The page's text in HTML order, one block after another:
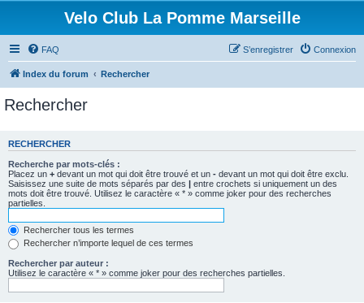
Velo Club La Pomme Marseille
FAQ Connexion
S’enregistrer
Index du forum Rechercher
Rechercher
RECHERCHER
Recherche par mots-clés :
Placez un + devant un mot qui doit être trouvé et un - devant un mot qui doit être exclu.
Saisissez une suite de mots séparés par des | entre crochets si uniquement un des
mots doit être trouvé. Utilisez le caractère « * » comme joker pour des recherches
partielles.
Rechercher tous les termes
Rechercher n’importe lequel de ces termes
Rechercher par auteur :
Utilisez le caractère « * » comme joker pour des recherches partielles.